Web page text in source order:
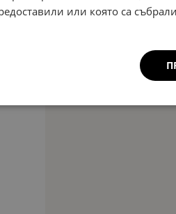
или която са